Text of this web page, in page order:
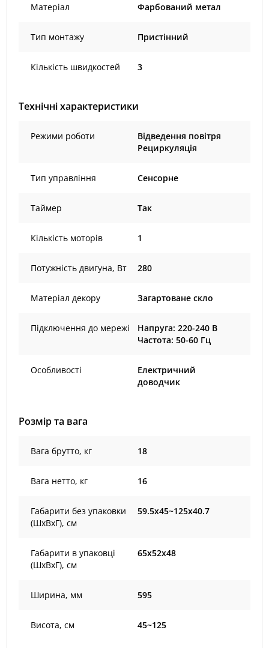
Матеріал Фарбований метал
Тип монтажу Пристінний
Кількість швидкостей 3
Технічні характеристики
Режими роботи
Відведення повітря
Рециркуляція
Тип управління Сенсорне
Таймер Так
Кількість моторів 1
Потужність двигуна, Вт 280
Матеріал декору Загартоване скло
Підключення до мережі
Напруга: 220-240 В
Частота: 50-60 Гц
Особливості
Електричний
доводчик
Розмір та вага
Вага брутто, кг 18
Вага нетто, кг 16
Габарити без упаковки
(ШхВхГ), cм
59.5х45~125х40.7
Габарити в упаковці
(ШхВхГ), cм
65х52х48
Ширина, мм 595
Висота, см 45~125